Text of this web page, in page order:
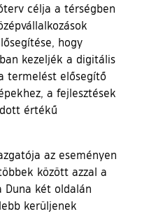
célja a térségben
hogy
kezeljék a digitális
termelést elősegítő
a fejlesztések
értékű
az eseményen
között azzal a
két oldalán
kerüljenek